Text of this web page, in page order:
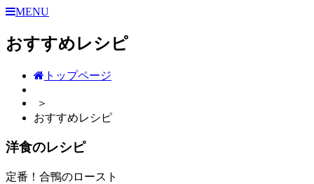
MENU
おすすめレシピ
トップページ
＞
おすすめレシピ
洋食のレシピ
定番！合鴨のロースト